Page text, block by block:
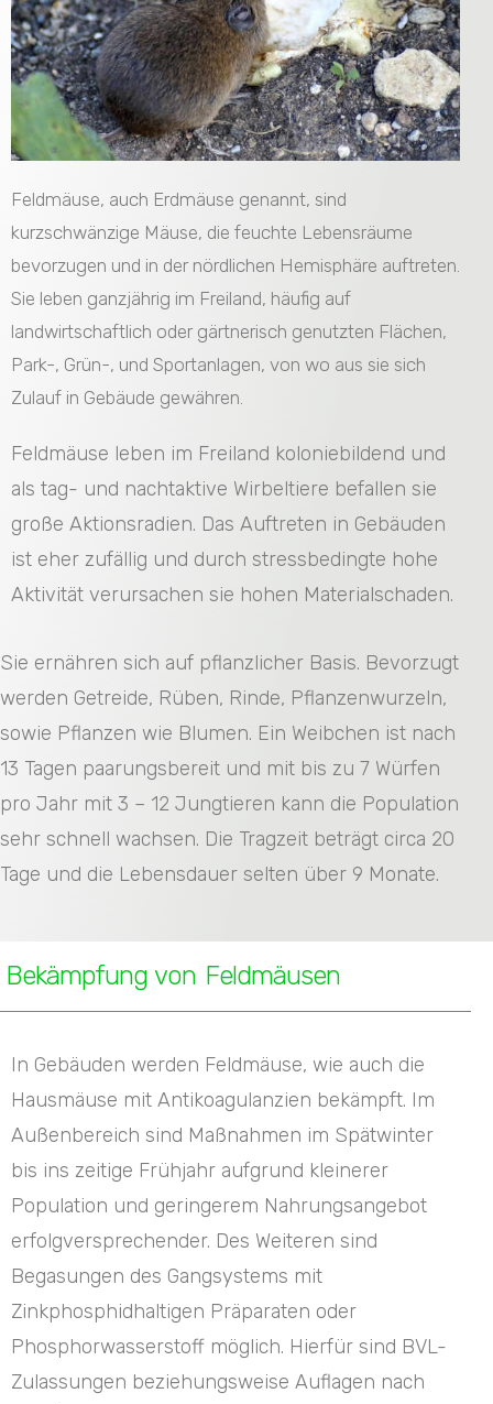
Feldmäuse, auch Erdmäuse genannt, sind
kurzschwänzige Mäuse, die feuchte Lebensräume
bevorzugen und in der nördlichen Hemisphäre auftreten.
Sie leben ganzjährig im Freiland, häufig auf
landwirtschaftlich oder gärtnerisch genutzten Flächen,
Park-, Grün-, und Sportanlagen, von wo aus sie sich
Zulauf in Gebäude gewähren.
Feldmäuse leben im Freiland koloniebildend und
als tag- und nachtaktive Wirbeltiere befallen sie
große Aktionsradien. Das Auftreten in Gebäuden
ist eher zufällig und durch stressbedingte hohe
Aktivität verursachen sie hohen Materialschaden.
Sie ernähren sich auf pflanzlicher Basis. Bevorzugt
werden Getreide, Rüben, Rinde, Pflanzenwurzeln,
sowie Pflanzen wie Blumen. Ein Weibchen ist nach
13 Tagen paarungsbereit und mit bis zu 7 Würfen
pro Jahr mit 3 – 12 Jungtieren kann die Population
sehr schnell wachsen. Die Tragzeit beträgt circa 20
Tage und die Lebensdauer selten über 9 Monate.
Bekämpfung von Feldmäusen
In Gebäuden werden Feldmäuse, wie auch die
Hausmäuse mit Antikoagulanzien bekämpft. Im
Außenbereich sind Maßnahmen im Spätwinter
bis ins zeitige Frühjahr aufgrund kleinerer
Population und geringerem Nahrungsangebot
erfolgversprechender. Des Weiteren sind
Begasungen des Gangsystems mit
Zinkphosphidhaltigen Präparaten oder
Phosphorwasserstoff möglich. Hierfür sind BVL-
Zulassungen beziehungsweise Auflagen nach